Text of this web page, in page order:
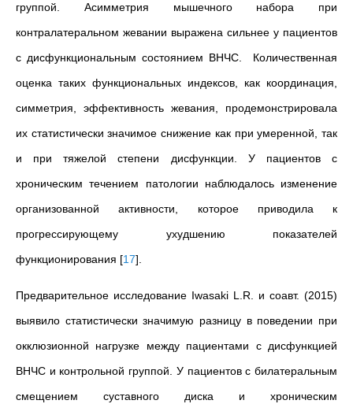
группой. Асимметрия мышечного набора при
контралатеральном жевании выражена сильнее у пациентов
с дисфункциональным состоянием ВНЧС. Количественная
оценка таких функциональных индексов, как координация,
симметрия, эффективность жевания, продемонстрировала
их статистически значимое снижение как при умеренной, так
и при тяжелой степени дисфункции. У пациентов с
хроническим течением патологии наблюдалось изменение
организованной активности, которое приводила к
прогрессирующему ухудшению показателей
функционирования [17]
Предварительное исследование Iwasaki L.R. и соавт. (2015)
выявило статистически значимую разницу в поведении при
окклюзионной нагрузке между пациентами с дисфункцией
ВНЧС и контрольной группой. У пациентов с билатеральным
смещением суставного диска и хроническим